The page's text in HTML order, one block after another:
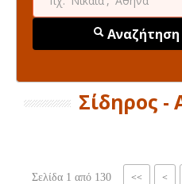
Αναζήτηση
Σίδηρος -
Σελίδα 1 από 130 << <